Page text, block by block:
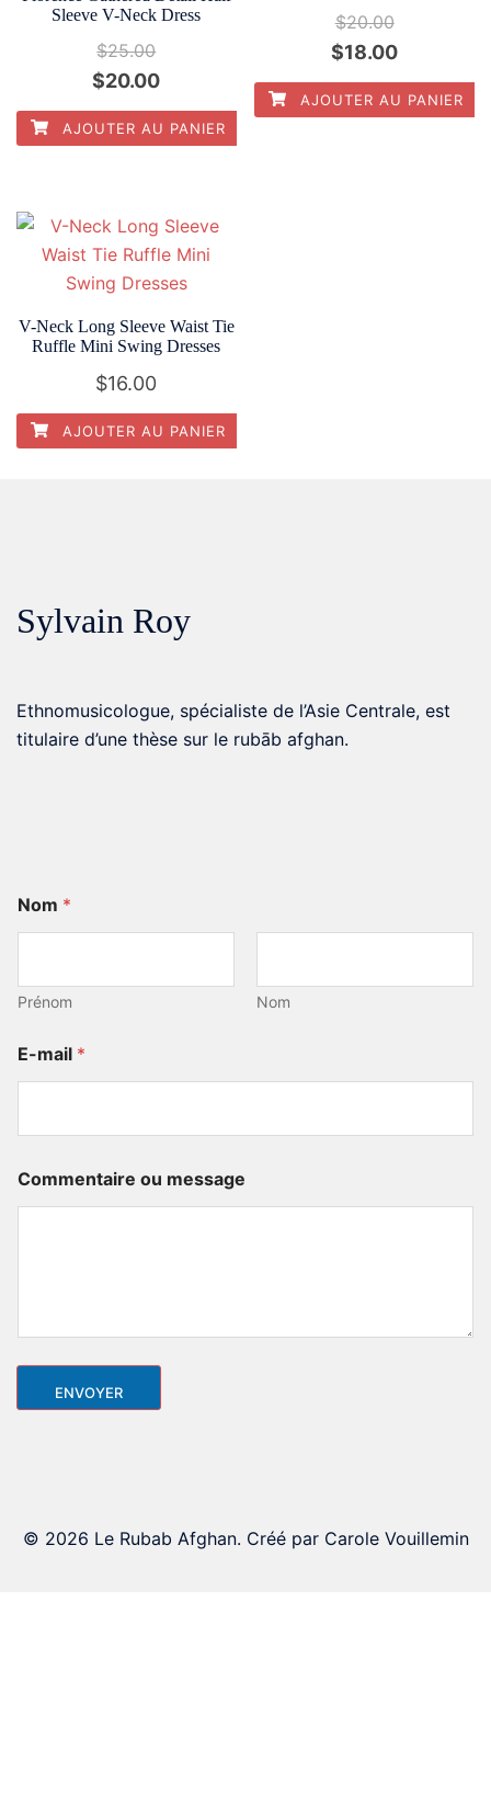
Sleeve V-Neck Dress
$25.00
$20.00
AJOUTER AU PANIER
$20.00
$18.00
AJOUTER AU PANIER
V-Neck Long Sleeve Waist Tie
Ruffle Mini Swing Dresses
$16.00
AJOUTER AU PANIER
Sylvain Roy
Ethnomusicologue, spécialiste de l’Asie Centrale, est
titulaire d’une thèse sur le rubāb afghan.
Nom *
Prénom Nom
E
-
i
C
o
r
E-mail *
Commentaire ou message
ENVOYER
© 2026 Le Rubab Afghan. Créé par Carole Vouillemin